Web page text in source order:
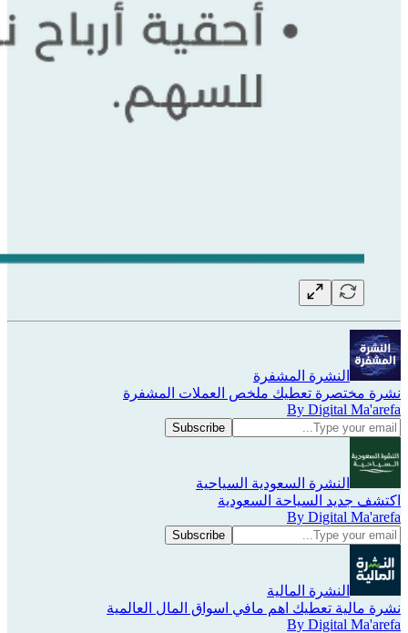
النشرة المشفرة
نشرة مختصرة تعطيك ملخص العملات المشفرة
By Digital Ma'arefa
النشرة السعودية السياحية
اكتشف جديد السياحة السعودية
By Digital Ma'arefa
النشرة المالية
نشرة مالية تعطيك اهم مافي اسواق المال العالمية
By Digital Ma'arefa